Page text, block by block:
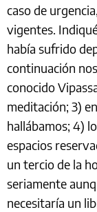
caso de
vigentes.
había sufrido
continuación
conocido
meditación; 3)
hallábamos; 4)
espacios
un tercio de la
seriamente
necesitaría un